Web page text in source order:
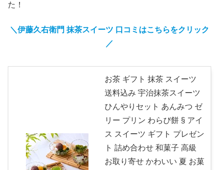
た！
＼伊藤久右衛門 抹茶スイーツ 口コミはこちらをクリック
／
お茶 ギフト 抹茶 スイーツ
送料込み 宇治抹茶スイーツ
ひんやりセット あんみつ ゼ
リー プリン わらび餅 § アイ
ス スイーツ ギフト プレゼン
ト 詰め合わせ 和菓子 高級
お取り寄せ かわいい 夏 お菓